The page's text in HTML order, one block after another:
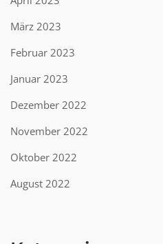
März 2023
Februar 2023
Januar 2023
Dezember 2022
November 2022
Oktober 2022
August 2022